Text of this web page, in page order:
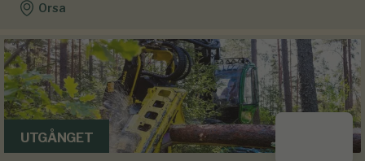
Orsa
UTGÅNGET